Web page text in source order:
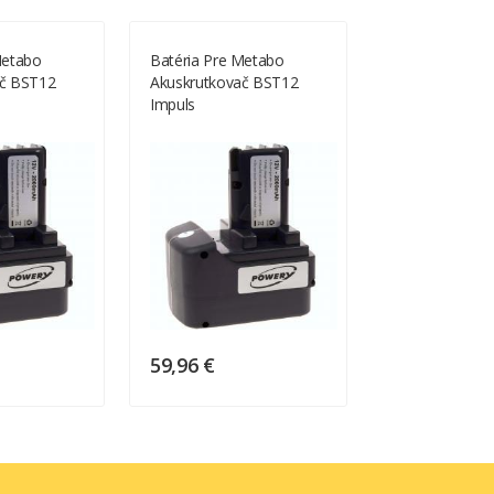
BST12
Batéria Pre Metabo
Akuskrutkovač BST12
Impuls
59,96 €